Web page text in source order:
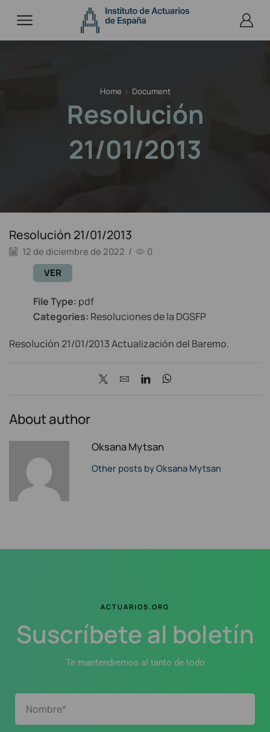
Home Document
Resolución
21/01/2013
Resolución 21/01/2013
12 de diciembre de 2022 / 0
Resolución 21/01/2013 Actualización del Baremo.
VER
File Type: pdf
Categories: Resoluciones de la DGSFP
About author
Oksana Mytsan
Other posts by Oksana Mytsan
ACTUARIOS.ORG
Suscríbete al boletín
Te mantendremos al tanto de todo